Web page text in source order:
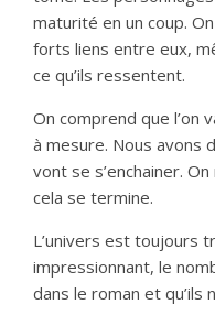
maturité en un coup.
forts liens entre eux,
ce qu’ils ressentent.
On comprend que l’on
à mesure. Nous avons
vont se s’enchainer.
cela se termine.
L’univers est toujours
impressionnant, le
dans le roman et qu’ils